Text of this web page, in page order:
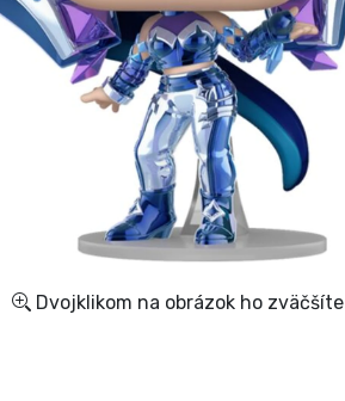
Dvojklikom na obrázok ho zväčšíte